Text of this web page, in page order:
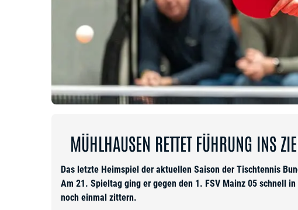
MÜHLHAUSEN RETTET FÜHRUNG INS
Das letzte Heimspiel der aktuellen Saison der Tischtennis
Am 21. Spieltag ging er gegen den 1. FSV Mainz 05 schnell
noch einmal zittern.